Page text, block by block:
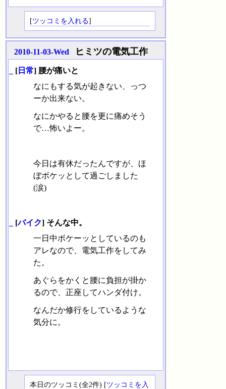
[ツッコミを入れる]
2010-11-03-Wed ヒミツの電気工作
[ 日常] 腰が痛いと
なにもする気が起きない、っつ
ーか出来ない。
なにかやると腰を更に痛めそう
で…怖いよー。
今日は有休だったんですが、ほ
ぼボケッとして過ごしました
(涙)
[バイク] そんな中。
一日中ボケーッとしているのも
アレなので、電気工作をしてみ
た。
あぐらをかくと腰に負担が掛か
るので、正座してハンダ付け。
なんだか修行をしているような
気分に。
本日のツッコミ(全2件) [ツッコミを入